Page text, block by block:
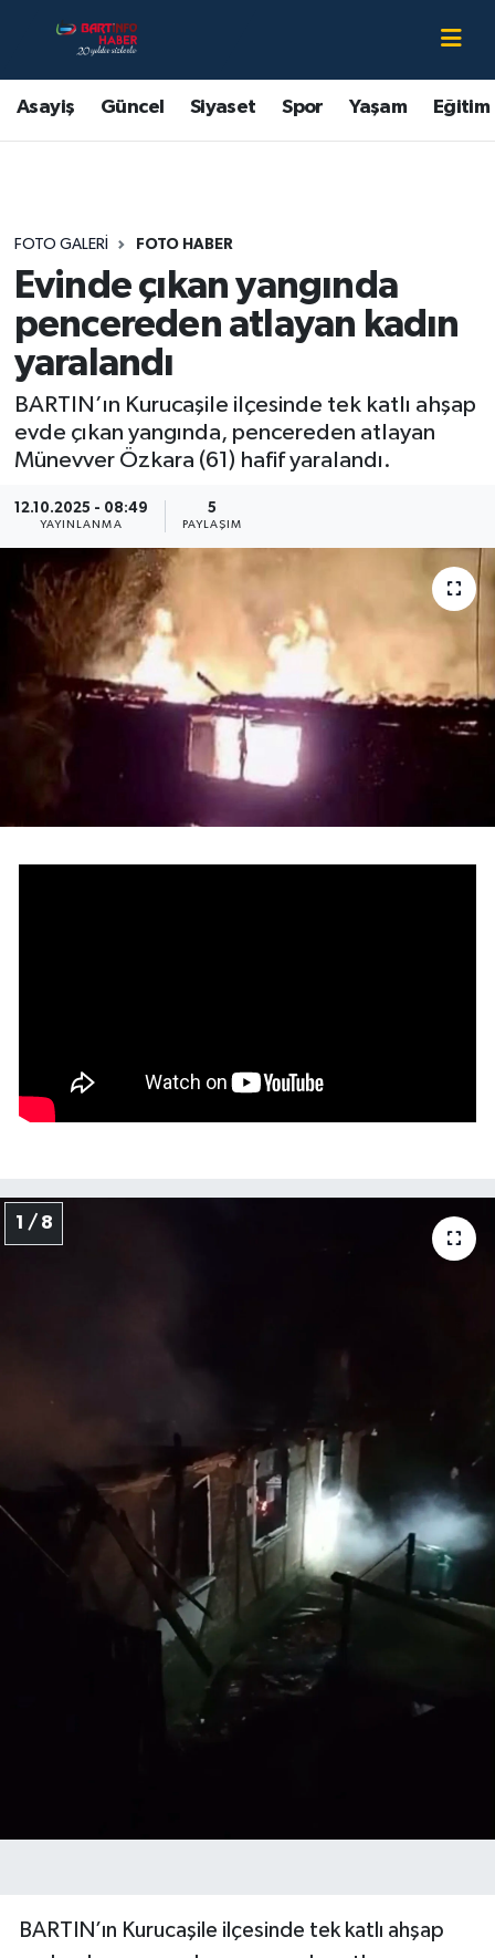
Asayiş Güncel Siyaset Spor Yaşam Eğitim
FOTO GALERI FOTO HABER
Evinde çıkan yangında
pencereden atlayan kadın
yaralandı
BARTIN’ın Kurucaşile ilçesinde tek katlı ahşap
evde çıkan yangında, pencereden atlayan
Münevver Özkara (61) hafif yaralandı.
12.10.2025 - 08:49
YAYINLANMA
5
PAYLAŞIM
1 / 8
BARTIN’ın Kurucaşile ilçesinde tek katlı ahşap
Asayiş
Bartın Hakkında
Eğitim
Güncel
Kültür-Sanat
Sağlık
Sinema
Sivil Toplum
Siyaset
DÜNYA
Bartın Nöbetçi Eczaneler
Bartın Hava Durumu
Bartın Trafik Yoğunluk Haritası
Süper Lig Puan Durumu ve Fikstür
Tüm Manşetler
Son Dakika Haberleri